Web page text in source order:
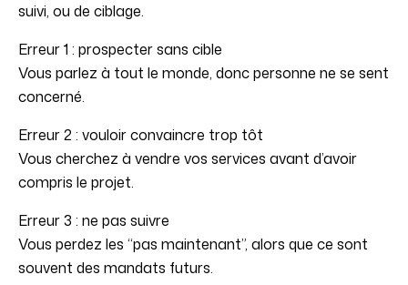
suivi, ou de ciblage.
Erreur 1 : prospecter sans cible
Vous parlez à tout le monde, donc personne ne se sent
concerné.
Erreur 2 : vouloir convaincre trop tôt
Vous cherchez à vendre vos services avant d’avoir
compris le projet.
Erreur 3 : ne pas suivre
Vous perdez les “pas maintenant”, alors que ce sont
souvent des mandats futurs.